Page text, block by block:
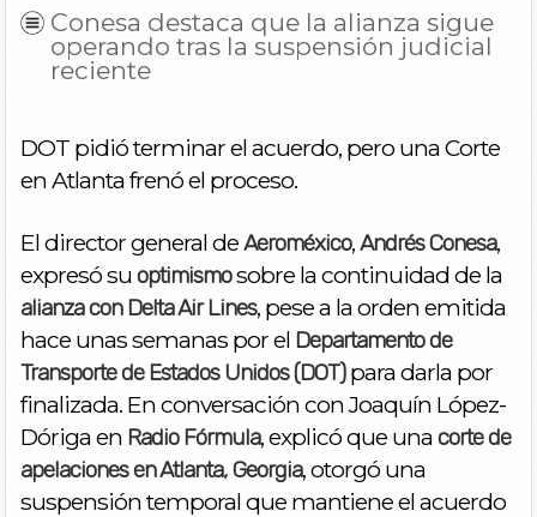
Conesa destaca que la alianza sigue
operando tras la suspensión judicial
reciente
DOT pidió terminar el acuerdo, pero una Corte
en Atlanta frenó el proceso.
El director general deAeroméxico,Andrés Conesa,
expresó su optimismosobre la continuidad de la
alianza con Delta Air Lines, pese a la orden emitida
hace unas semanas por el Departamento de
Transporte de Estados Unidos (DOT)para darla por
finalizada. En conversación con Joaquín López-
Dóriga en Radio Fórmula, explicó que una corte de
apelaciones en Atlanta, Georgia, otorgó una
suspensión temporal que mantiene el acuerdo